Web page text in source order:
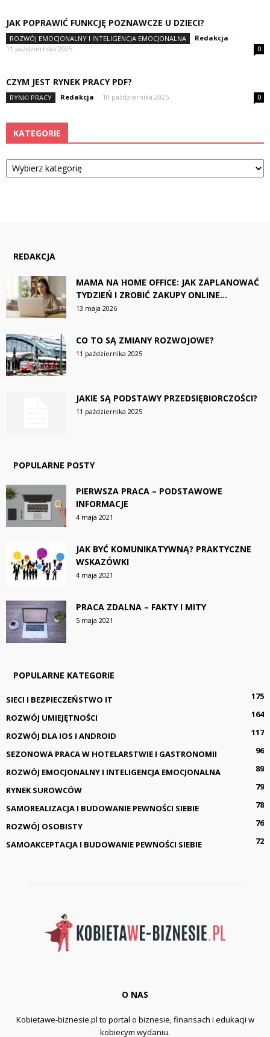
JAK POPRAWIĆ FUNKCJĘ POZNAWCZE U DZIECI?
ROZWÓJ EMOCJONALNY I INTELIGENCJA EMOCJONALNA Redakcja -
11 października 2025
0
CZYM JEST RYNEK PRACY PDF?
RYNKI PRACY Redakcja - 10 października 2025 0
KATEGORIE
Kategorie
REDAKCJA
MAMA NA HOME OFFICE: JAK ZAPLANOWAĆ
TYDZIEŃ I ZROBIĆ ZAKUPY ONLINE...
13 maja 2026
CO TO SĄ ZMIANY ROZWOJOWE?
11 października 2025
JAKIE SĄ PODSTAWY PRZEDSIĘBIORCZOŚCI?
11 października 2025
POPULARNE POSTY
PIERWSZA PRACA – PODSTAWOWE
INFORMACJE
4 maja 2021
JAK BYĆ KOMUNIKATYWNĄ? PRAKTYCZNE
WSKAZÓWKI
4 maja 2021
PRACA ZDALNA – FAKTY I MITY
5 maja 2021
POPULARNE KATEGORIE
SIECI I BEZPIECZEŃSTWO IT
175
ROZWÓJ UMIEJĘTNOŚCI
164
ROZWÓJ DLA IOS I ANDROID
117
SEZONOWA PRACA W HOTELARSTWIE I GASTRONOMII
96
ROZWÓJ EMOCJONALNY I INTELIGENCJA EMOCJONALNA
89
RYNEK SUROWCÓW
79
SAMOREALIZACJA I BUDOWANIE PEWNOŚCI SIEBIE
78
ROZWÓJ OSOBISTY
76
SAMOAKCEPTACJA I BUDOWANIE PEWNOŚCI SIEBIE
72
O NAS
Kobietawe-biznesie.pl to portal o biznesie, finansach i edukacji w
kobiecym wydaniu.